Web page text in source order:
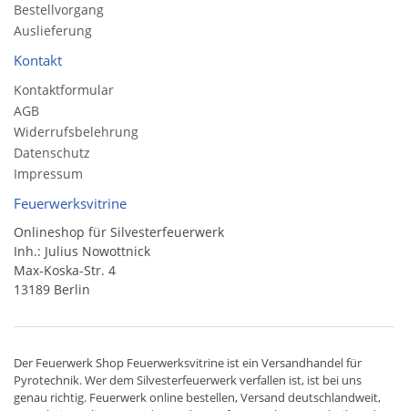
Bestellvorgang
Auslieferung
Kontakt
Kontaktformular
AGB
Widerrufsbelehrung
Datenschutz
Impressum
Feuerwerksvitrine
Onlineshop für Silvesterfeuerwerk
Inh.: Julius Nowottnick
Max-Koska-Str. 4
13189 Berlin
Der Feuerwerk Shop Feuerwerksvitrine ist ein Versandhandelfür
Pyrotechnik. Wer dem Silvesterfeuerwerk verfallen ist, ist bei uns
genau richtig. Feuerwerk online bestellen,Versand deutschlandweit,